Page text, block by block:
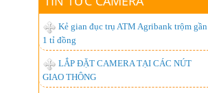
Lắp đặt camera quan sát góc rộng xem
được qua mạng từ xa
Chuyên Lắp đặt camera tại kcn đồng nai
- chất lượng nhất
Kẻ gian đục trụ ATM Agribank trộm gần
1 tỉ đồng
LẮP ĐẶT CAMERA TẠI CÁC NÚT
GIAO THÔNG